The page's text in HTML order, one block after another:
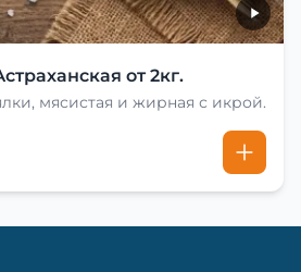
от 2кг.
мясистая и жирная с икрой.